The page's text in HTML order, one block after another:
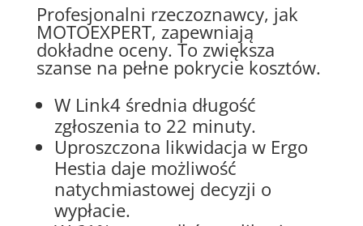
Profesjonalni rzeczoznawcy, jak
MOTOEXPERT, zapewniają
dokładne oceny. To zwiększa
szanse na pełne pokrycie kosztów.
W Link4 średnia długość
zgłoszenia to 22 minuty.
Uproszczona likwidacja w Ergo
Hestia daje możliwość
natychmiastowej decyzji o
wypłacie.